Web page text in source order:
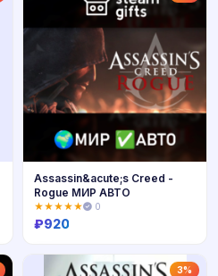
Купить
Assassin&acute;s Creed -
Rogue МИР АВТО
★★★★★ 0
₽920
3%